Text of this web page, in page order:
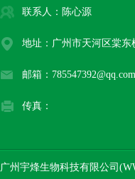
联系人：陈心源
地址：广州市天河区棠东
邮箱：785547392@qq.com
传真：
广州宇烽生物科技有限公司